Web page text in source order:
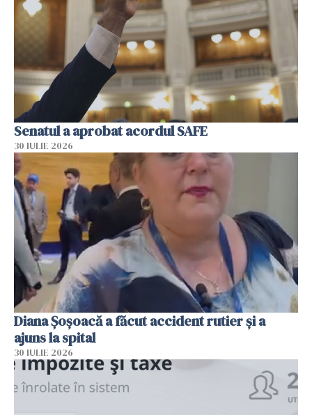
Senatul a aprobat acordul SAFE
30 IULIE 2026
Diana Șoșoacă a făcut accident rutier și a
ajuns la spital
30 IULIE 2026